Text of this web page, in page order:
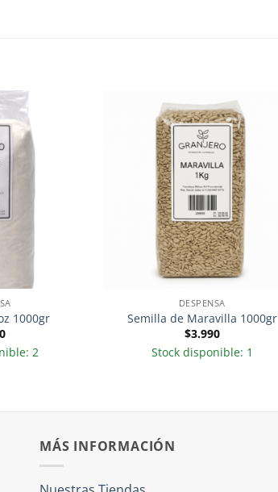
1000gr
2
DESPENSA
Semilla de Maravilla 1000gr
$3.990
Stock disponible: 1
MÁS INFORMACIÓN